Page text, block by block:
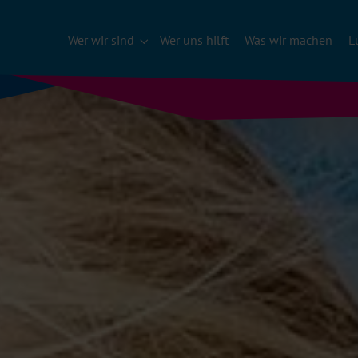
Wer wir sind
Submenu für "Wer wir sind"
Wer uns hilft Was wir machen